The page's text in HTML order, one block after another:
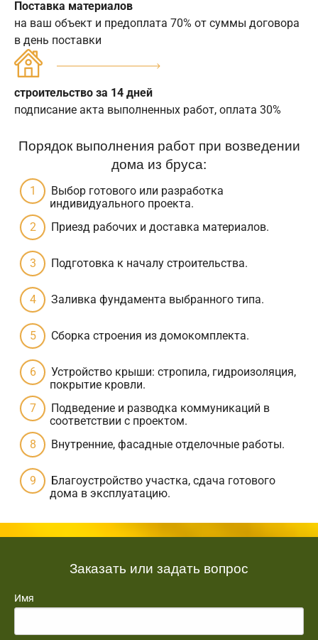
Поставка материалов
на ваш объект и предоплата 70% от суммы договора
в день поставки
строительство за 14 дней
подписание акта выполненных работ, оплата 30%
Порядок выполнения работ при возведении
дома из бруса:
Выбор готового или разработка
индивидуального проекта.
Приезд рабочих и доставка материалов.
Подготовка к началу строительства.
Заливка фундамента выбранного типа.
Сборка строения из домокомплекта.
Устройство крыши: стропила, гидроизоляция,
покрытие кровли.
Подведение и разводка коммуникаций в
соответствии с проектом.
Внутренние, фасадные отделочные работы.
Благоустройство участка, сдача готового
дома в эксплуатацию.
Заказать или задать вопрос
Имя